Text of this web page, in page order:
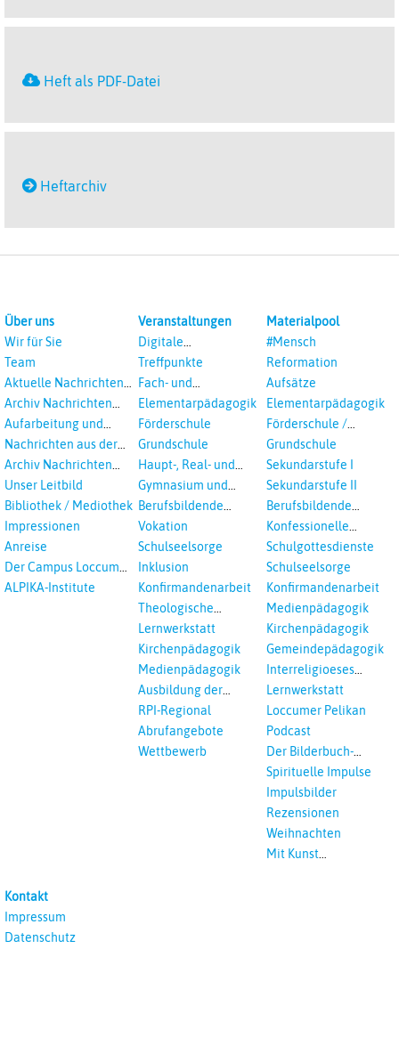
Heft als PDF-Datei
Heftarchiv
Über uns
Wir für Sie
Team
Aktuelle Nachrichten
aus dem RPI
Archiv Nachrichten
aus dem RPI ab 2018
Aufarbeitung und
Prävention
Landeskirche und EKD
Nachrichten aus der
Landeskirche
Archiv Nachrichten
aus der Landeskirche
Unser Leitbild
Bibliothek / Mediothek
Impressionen
Anreise
Der Campus Loccum
und Loccumer
ALPIKA-Institute
Veranstaltungen
Digitale
Veranstaltungen
Treffpunkte
Fach- und
Studientagungen
Elementarpädagogik
Förderschule
Grundschule
Haupt-, Real- und
Oberschule
Gymnasium und
Gesamtschule
Berufsbildende
Schulen
Vokation
Schulseelsorge
Inklusion
Konfirmandenarbeit
Theologische
Fortbildungen,
Interreligöses Lernen
Lernwerkstatt
Kirchenpädagogik
Medienpädagogik
Ausbildung der
Vikar*innen
RPI-Regional
Abrufangebote
Wettbewerb
Materialpool
#Mensch
Reformation
Aufsätze
Elementarpädagogik
Förderschule /
Inklusion
Grundschule
Sekundarstufe I
Sekundarstufe II
Berufsbildende
Schulen
Konfessionelle
Kooperation
Schulgottesdienste
Schulseelsorge
Konfirmandenarbeit
Medienpädagogik
Kirchenpädagogik
Gemeindepädagogik
Interreligioeses
Lernen
Lernwerkstatt
Loccumer Pelikan
Podcast
Der Bilderbuch-
Podcast
Spirituelle Impulse
Impulsbilder
Rezensionen
Weihnachten
Mit Kunst
Kontakt
Impressum
Datenschutz